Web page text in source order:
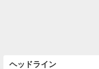
ヘッドライン